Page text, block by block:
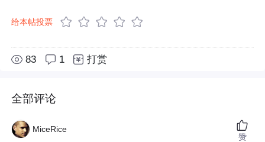
给本帖投票
83 1 打赏
全部评论
MiceRice
赞